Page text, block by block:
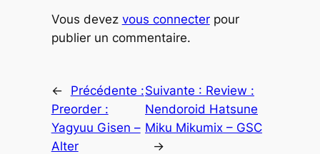
Vous devez vous connecterpour
publier un commentaire.
←
Précédente :
Preorder :
Yagyuu Gisen –
Alter
Suivante : Review :
Nendoroid Hatsune
Miku Mikumix – GSC
→